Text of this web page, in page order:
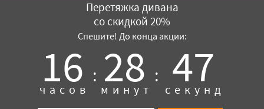
Перетяжка дивана
со скидкой 20%
Спешите! До конца акции:
16 :
часов 28 :
минут 46
секунд